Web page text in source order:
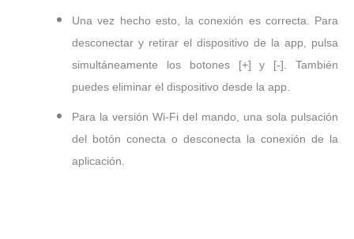
Una vez hecho esto, la conexión es correcta. Para
desconectar y retirar el dispositivo de la app, pulsa
simultáneamente los botones [+] y [-]. También
puedes eliminar el dispositivo desde la app.
Para la versión Wi-Fi del mando, una sola pulsación
del botón conecta o desconecta la conexión de la
aplicación.